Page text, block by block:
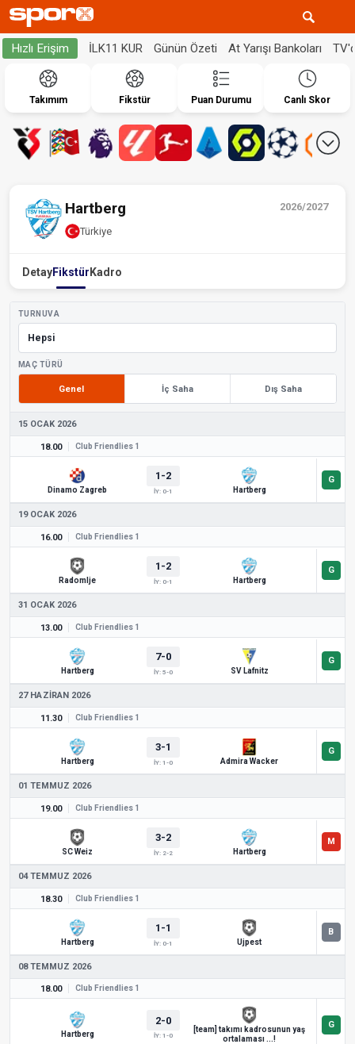
Hızlı Erişim İLK11 KUR Günün Özeti At Yarışı Bankoları
Takımım Fikstür Puan Durumu Canlı Skor
2026/2027
Hartberg
Türkiye
DetayFikstür Kadro
TURNUVA
MAÇ TÜRÜ
Genel İç Saha Dış Saha
15 OCAK 2026
18.00 Club Friendlies 1
Dinamo Zagreb
1-2
İY: 0-1 Hartberg
19 OCAK 2026
16.00 Club Friendlies 1
Radomlje
1-2
İY: 0-1 Hartberg
31 OCAK 2026
13.00 Club Friendlies 1
Hartberg
7-0
İY: 5-0 SV Lafnitz
27 HAZIRAN 2026
11.30 Club Friendlies 1
Hartberg
3-1
İY: 1-0 Admira Wacker
01 TEMMUZ 2026
19.00 Club Friendlies 1
SC Weiz
3-2
İY: 2-2 Hartberg
04 TEMMUZ 2026
18.30 Club Friendlies 1
Hartberg
1-1
İY: 0-1 Ujpest
08 TEMMUZ 2026
18.00 Club Friendlies 1
Hartberg
2-0
İY: 1-0
[team] takımı kadrosunun yaş
ortalaması ...!